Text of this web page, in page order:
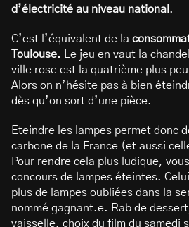
d’électricité au niveau national .
C’est l’équivalent de la
Toulouse. Le jeu en vaut la
ville rose est la quatrième plus
Alors on n’hésite pas à bien
dès qu’on sort d’une pièce.
Eteindre les lampes permet donc
carbone de la France (et aussi
Pour rendre cela plus ludique,
concours de lampes éteintes.
plus de lampes oubliées dans la
nommé gagnant.e. Rab de
vaisselle, choix du film du samedi